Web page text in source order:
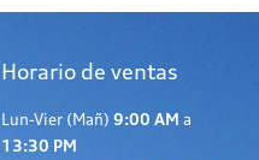
Horario de ventas
Lun-Vier (Mañ) 9:00 AM a
13:30 PM